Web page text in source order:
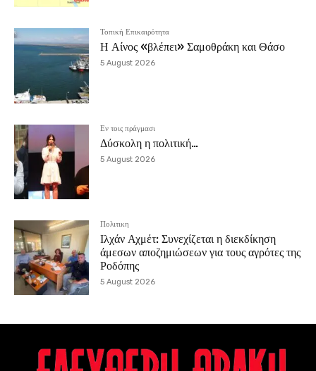
Τοπική Επικαιρότητα
Η Αίνος «βλέπει» Σαμοθράκη και Θάσο
5 August 2026
Εν τοις πράγμασι
Δύσκολη η πολιτική…
5 August 2026
Πολιτικη
Ιλχάν Αχμέτ: Συνεχίζεται η διεκδίκηση
άμεσων αποζημιώσεων για τους αγρότες της
Ροδόπης
5 August 2026